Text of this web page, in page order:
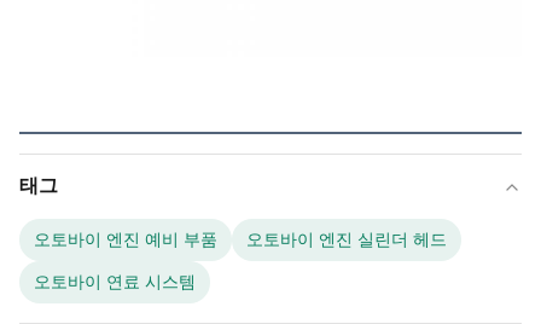
태그
오토바이 엔진 예비 부품 오토바이 엔진 실린더 헤드
오토바이 연료 시스템